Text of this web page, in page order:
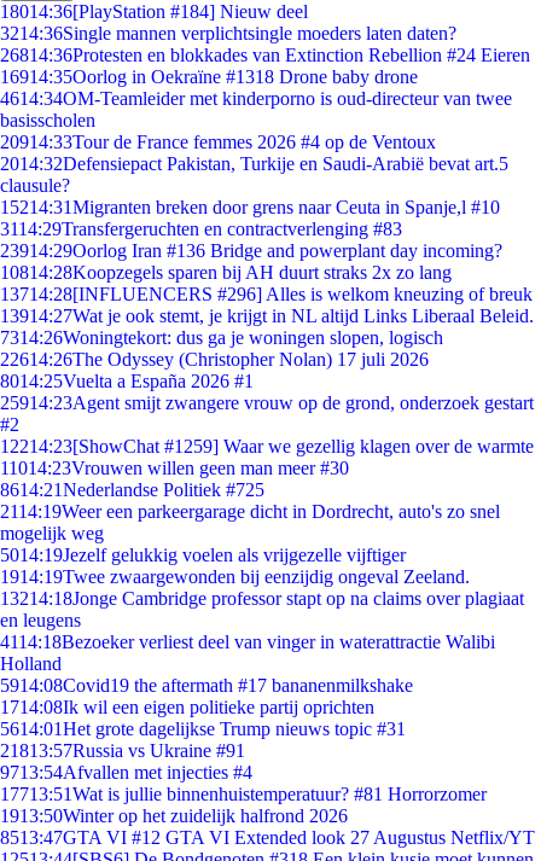
18014:36[PlayStation #184] Nieuw deel
3214:36Single mannen verplichtsingle moeders laten daten?
26814:36Protesten en blokkades van Extinction Rebellion #24 Eieren
16914:35Oorlog in Oekraïne #1318 Drone baby drone
4614:34OM-Teamleider met kinderporno is oud-directeur van twee
basisscholen
20914:33Tour de France femmes 2026 #4 op de Ventoux
2014:32Defensiepact Pakistan, Turkije en Saudi-Arabië bevat art.5
clausule?
15214:31Migranten breken door grens naar Ceuta in Spanje,l #10
3114:29Transfergeruchten en contractverlenging #83
23914:29Oorlog Iran #136 Bridge and powerplant day incoming?
10814:28Koopzegels sparen bij AH duurt straks 2x zo lang
13714:28[INFLUENCERS #296] Alles is welkom kneuzing of breuk
13914:27Wat je ook stemt, je krijgt in NL altijd Links Liberaal Beleid.
7314:26Woningtekort: dus ga je woningen slopen, logisch
22614:26The Odyssey (Christopher Nolan) 17 juli 2026
8014:25Vuelta a España 2026 #1
25914:23Agent smijt zwangere vrouw op de grond, onderzoek gestart
#2
12214:23[ShowChat #1259] Waar we gezellig klagen over de warmte
11014:23Vrouwen willen geen man meer #30
8614:21Nederlandse Politiek #725
2114:19Weer een parkeergarage dicht in Dordrecht, auto's zo snel
mogelijk weg
5014:19Jezelf gelukkig voelen als vrijgezelle vijftiger
1914:19Twee zwaargewonden bij eenzijdig ongeval Zeeland.
13214:18Jonge Cambridge professor stapt op na claims over plagiaat
en leugens
4114:18Bezoeker verliest deel van vinger in waterattractie Walibi
Holland
5914:08Covid19 the aftermath #17 bananenmilkshake
1714:08Ik wil een eigen politieke partij oprichten
5614:01Het grote dagelijkse Trump nieuws topic #31
21813:57Russia vs Ukraine #91
9713:54Afvallen met injecties #4
17713:51Wat is jullie binnenhuistemperatuur? #81 Horrorzomer
1913:50Winter op het zuidelijk halfrond 2026
8513:47GTA VI #12 GTA VI Extended look 27 Augustus Netflix/YT